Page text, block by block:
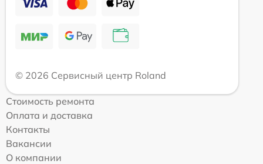
© 2026 Сервисный центр Roland
Стоимость ремонта
Оплата и доставка
Контакты
Вакансии
О компании